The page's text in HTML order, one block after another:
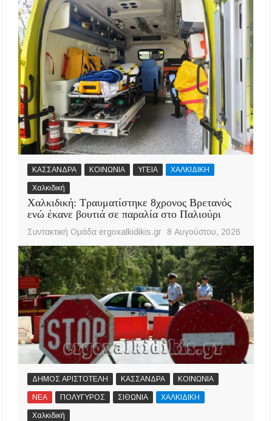
ΚΑΣΣΑΝΔΡΑ ΚΟΙΝΩΝΙΑ ΥΓΕΙΑ ΧΑΛΚΙΔΙΚΗ
Χαλκιδική
Χαλκιδική: Τραυματίστηκε 8χρονος Βρετανός
ενώ έκανε βουτιά σε παραλία στο Παλιούρι
Συντακτική Ομάδα ergoxalkidikis.gr 8 Αυγούστου, 2026
ΔΗΜΟΣ ΑΡΙΣΤΟΤΕΛΗ ΚΑΣΣΑΝΔΡΑ ΚΟΙΝΩΝΙΑ
ΝΕΑ ΠΟΛΥΓΥΡΟΣ ΣΙΘΩΝΙΑ ΧΑΛΚΙΔΙΚΗ
Χαλκιδική